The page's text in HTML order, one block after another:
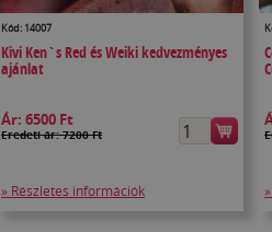
Kód: 14007
Kivi Ken`s Red és Weiki kedvezményes
ajánlat
Ár:6500 Ft
Eredeti ár: 7200 Ft
» Részletes információk